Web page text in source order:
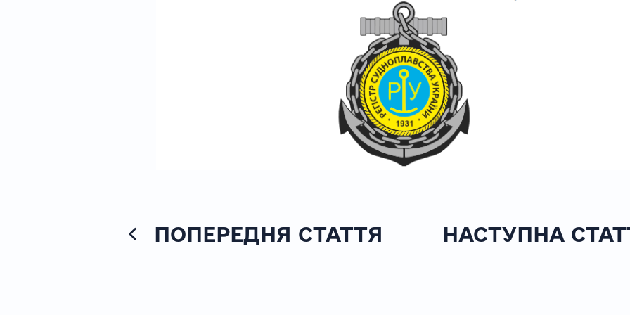
ПОПЕРЕДНЯ СТАТТЯ НАСТУПНА